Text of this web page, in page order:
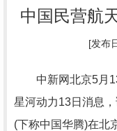
中国民营航
[发布
中新网北京5月13
星河动力13日消息
(下称中国华腾)在北